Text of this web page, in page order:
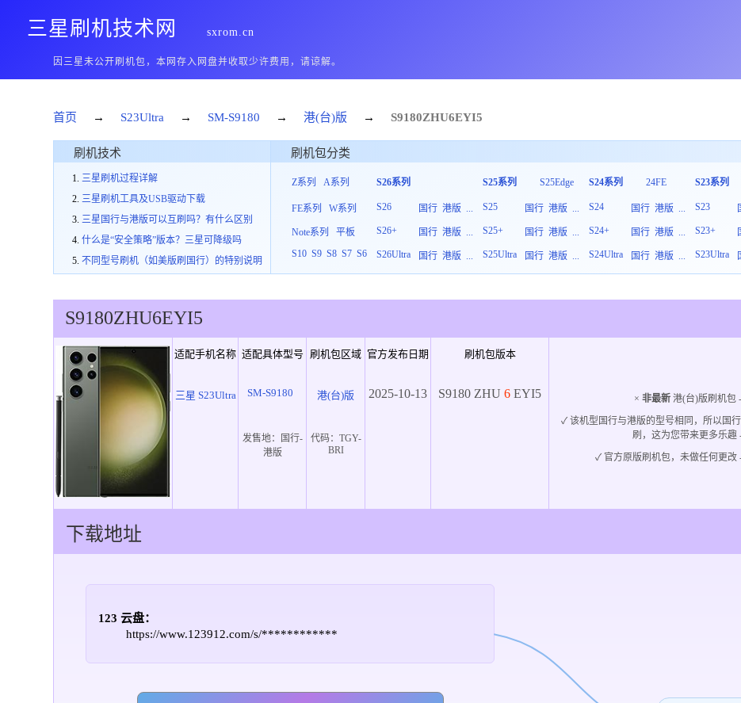
三星刷机技术网 sxrom.cn
因三星未公开刷机包，本网存入网盘并收取少许费用，请谅解。
首页 → S23Ultra → SM-S9180 → 港(台)版 → S9180ZHU6EYI5
刷机技术
三星刷机过程详解
三星刷机工具及USB驱动下载
三星国行与港版可以互刷吗？有什么区别
什么是“安全策略”版本？三星可降级吗
不同型号刷机（如美版刷国行）的特别说明
刷机包分类
Z系列 A系列
FE系列 W系列
Note系列
平板
S10 S9 S8 S7 S6
S26系列
S26 国行 港版 ...
S26+
国行 港版 ...
S26Ultra
国行 港版 ...
S25系列 S25Edge
S25 国行 港版 ...
S25+
国行 港版 ...
S25Ultra
国行 港版 ...
S24系列 24FE
S24 国行 港版 ...
S24+
国行 港版 ...
S24Ultra
国行 港版 ...
S23系列
S23
S23+
S23Ultra
S9180ZHU6EYI5
适配手机名称 适配具体型号 刷机包区域 官方发布日期 刷机包版本
三星 S23Ultra SM-S9180 港(台)版 2025-10-13 S9180 ZHU 6 EYI5 × 非最新港(台)版刷机包 -
✓ 该机型国行与港版的型号相同，所以国
刷，这为您带来更多乐趣
✓ 官方原版刷机包，未做任何更改
发售地：
国行-
港版
代码： TGY-
BRI
下载地址
123 云盘：
https://www.123912.com/s/************